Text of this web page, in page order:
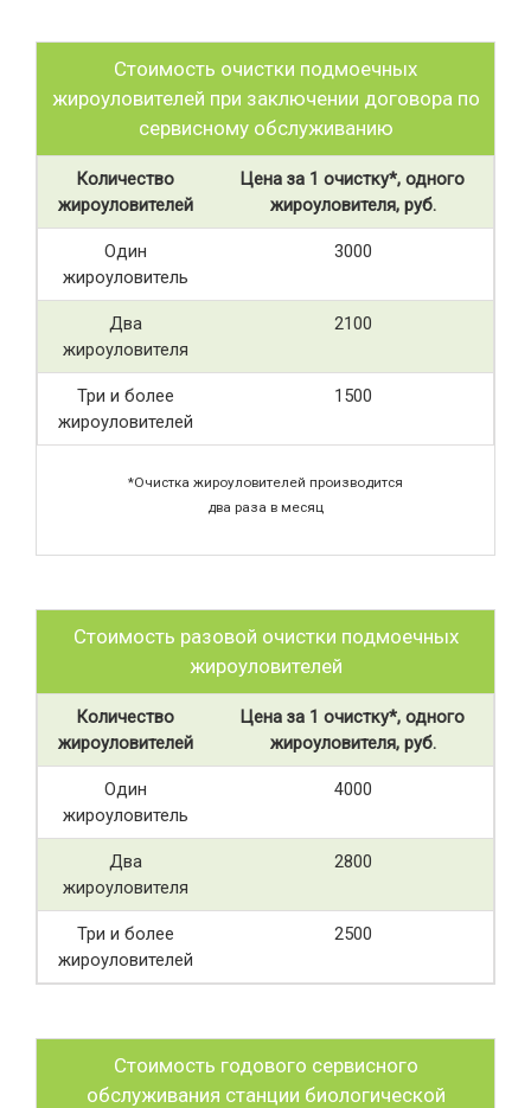
Стоимость очистки подмоечных
жироуловителей при заключении договора по
сервисному обслуживанию
Количество
жироуловителей
Цена за 1 очистку*, одного
жироуловителя, руб.
Один
жироуловитель
3000
Два
жироуловителя
2100
Три и более
жироуловителей
1500
*Очистка жироуловителей производится
два раза в месяц
Стоимость разовой очистки подмоечных
жироуловителей
Количество
жироуловителей
Цена за 1 очистку*, одного
жироуловителя, руб.
Один
жироуловитель
4000
Два
жироуловителя
2800
Три и более
жироуловителей
2500
Стоимость годового сервисного
обслуживания станции биологической